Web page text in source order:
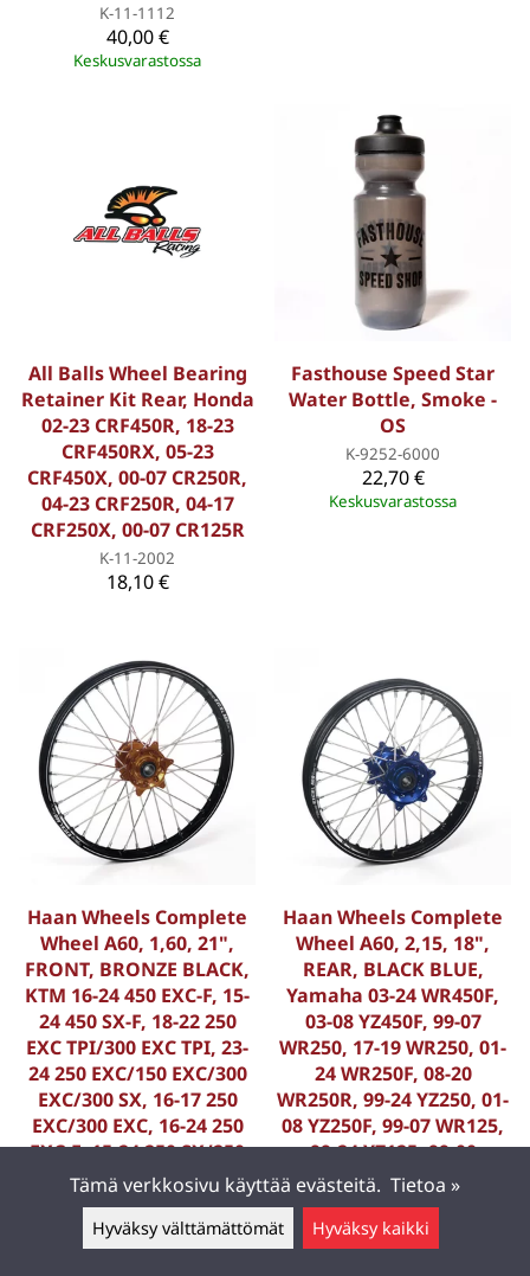
Jätä viesti ▲
K-11-1112
40,00 €
Keskusvarastossa
All Balls Wheel Bearing
Retainer Kit Rear, Honda
02-23 CRF450R, 18-23
CRF450RX, 05-23
CRF450X, 00-07 CR250R,
04-23 CRF250R, 04-17
CRF250X, 00-07 CR125R
K-11-2002
18,10 €
Fasthouse Speed Star
Water Bottle, Smoke -
OS
K-9252-6000
22,70 €
Keskusvarastossa
Haan Wheels Complete
Wheel A60, 1,60, 21",
FRONT, BRONZE BLACK,
KTM 16-24 450 EXC-F, 15-
24 450 SX-F, 18-22 250
EXC TPI/300 EXC TPI, 23-
24 250 EXC/150 EXC/300
EXC/300 SX, 16-17 250
EXC/300 EXC, 16-24 250
EXC-F, 15-24 250 SX/250
SX-F, 16-24 350 EXC-F, 15-
2
K-35619/11/9
714,40 €
Haan Wheels Complete
Wheel A60, 2,15, 18",
REAR, BLACK BLUE,
Yamaha 03-24 WR450F,
03-08 YZ450F, 99-07
WR250, 17-19 WR250, 01-
24 WR250F, 08-20
WR250R, 99-24 YZ250, 01-
08 YZ250F, 99-07 WR125,
99-24 YZ125, 99-00
WR400F, 01-02 WR426F,
99 YZ400F, FANTIC 22-23
K-56012/11/5
845,00 €
Tämä verkkosivu käyttää evästeitä. Tietoa »
Hyväksy välttämättömät Hyväksy kaikki